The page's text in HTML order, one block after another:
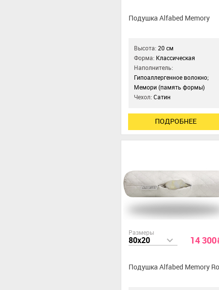
Подушка Alfabed Memory
Высота:20 см
Форма: Классическая
Наполнитель:
Гипоаллергенное волокно;
Мемори (память формы)
Чехол:Сатин
ПОДРОБНЕЕ
Размеры
80x20 14 300
Подушка Alfabed Memory